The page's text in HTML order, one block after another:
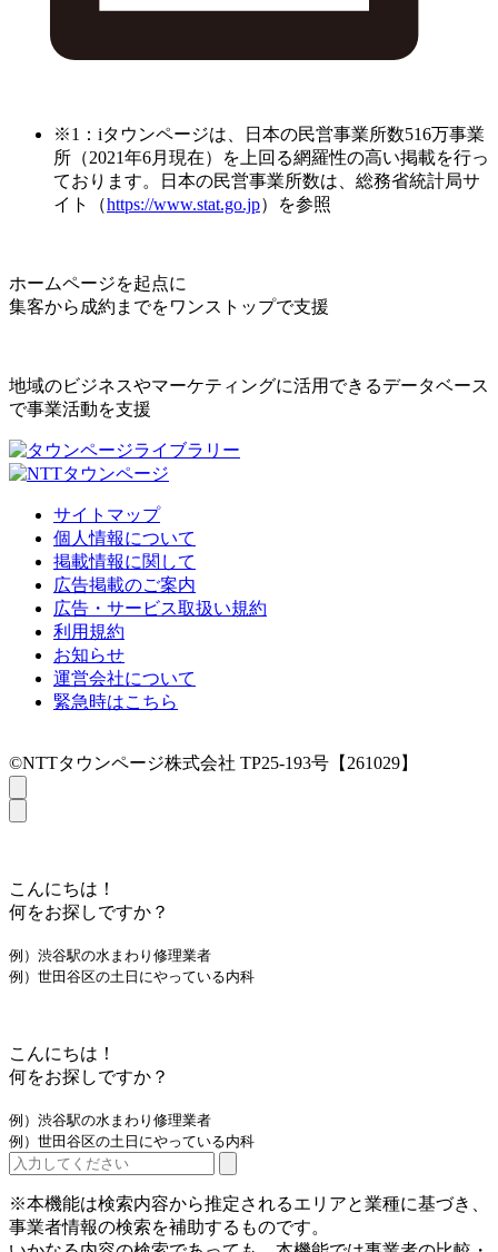
※1：iタウンページは、日本の民営事業所数516万事業
所（2021年6月現在）を上回る網羅性の高い掲載を行っ
ております。日本の民営事業所数は、総務省統計局サ
イト（https://www.stat.go.jp）を参照
ホームページを起点に
集客から成約までをワンストップで支援
地域のビジネスやマーケティングに活用できるデータベース
で事業活動を支援
サイトマップ
個人情報について
掲載情報に関して
広告掲載のご案内
広告・サービス取扱い規約
利用規約
お知らせ
運営会社について
緊急時はこちら
©NTTタウンページ株式会社 TP25-193号【261029】
こんにちは！
何をお探しですか？
例）渋谷駅の水まわり修理業者
例）世田谷区の土日にやっている内科
こんにちは！
何をお探しですか？
例）渋谷駅の水まわり修理業者
例）世田谷区の土日にやっている内科
※本機能は検索内容から推定されるエリアと業種に基づき、
事業者情報の検索を補助するものです。